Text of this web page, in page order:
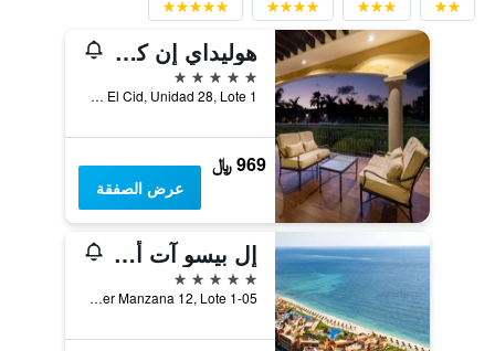
هوليداي إن كلوب فاكيشنز غراند ريزيدنسز باي آيتش جي
5 نجوم
Boulevard El Cid, Unidad 28, Lote 1, بويرتو موريلو, ولاية كينتانا رو, المكسيك
969 ﷼
عرض الصفقة
إل بيسو آت أوشين كورال آند توركيسا أدالتس أونلي - شامامل جميع الخدمات
5 نجوم
Super Manzana 12, Lote 1-05, بويرتو موريلو, ولاية كينتانا رو, المكسيك